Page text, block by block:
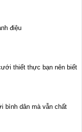
điệu
thiết thực bạn nên biết
bình dân mà vẫn chất